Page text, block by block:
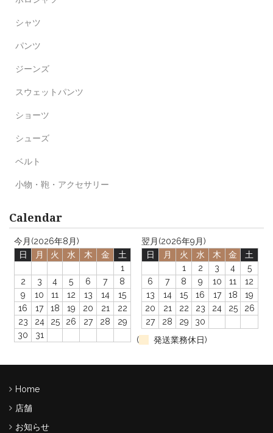
シャツ
パンツ
ジーンズ
スウェットパンツ
ショーツ
シューズ
ベルト
小物・鞄・アクセサリー
Calendar
今月(2026年8月)
日
月 火 水 木 金
土
1
2
3 4 5 6 7
8
9
10 11 12 13 14
15
16
17 18 19 20 21
22
23
24 25 26 27 28
29
30
31
翌月(2026年9月)
日
月 火 水 木 金
土
1
2 3 4
5
6
7 8 9 10 11
12
13
14 15 16 17 18
19
20
21 22 23 24 25
26
27
28 29
30
(
発送業務休日)
Home
店舗
お知らせ